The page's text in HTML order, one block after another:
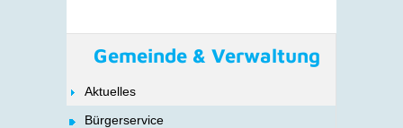
Gemeinde & Verwaltung
Aktuelles
Bürgerservice